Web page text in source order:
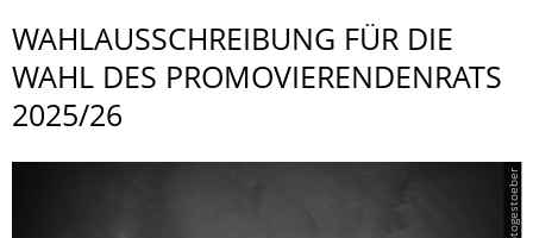
WAHLAUSSCHREI­BUNG FÜR DIE
WAHL DES PROMOVIERENDEN­RATS
2025/26